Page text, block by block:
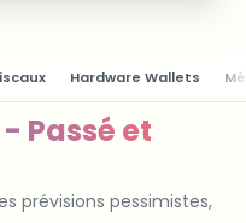
Hardware Wallets
Passé et
prévisions pessimistes,